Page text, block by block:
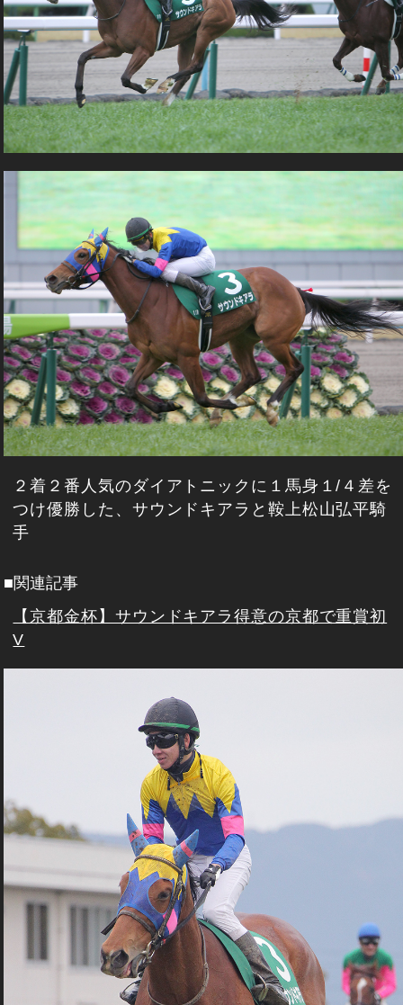
２着２番人気のダイアトニックに１馬身１/４差を
つけ優勝した、サウンドキアラと鞍上松山弘平騎
手
■関連記事
【京都金杯】サウンドキアラ得意の京都で重賞初
V